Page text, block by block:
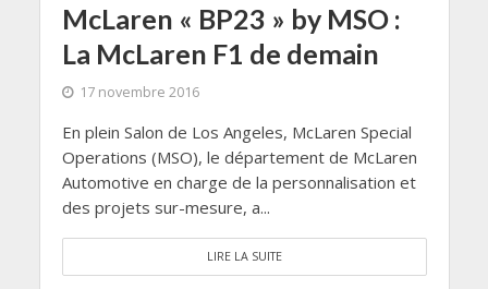
McLaren « BP23 » by MSO :
La McLaren F1 de demain
17 novembre 2016
En plein Salon de Los Angeles, McLaren Special
Operations (MSO), le département de McLaren
Automotive en charge de la personnalisation et
des projets sur-mesure, a...
LIRE LA SUITE